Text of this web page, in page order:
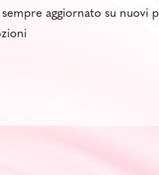
sempre aggiornato su nuovi